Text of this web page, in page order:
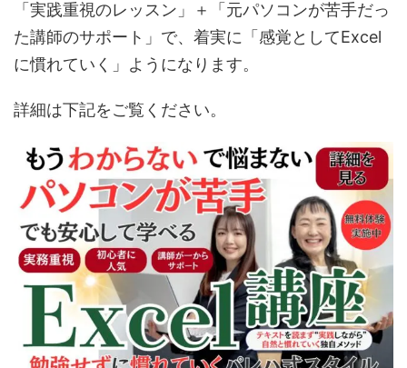
「実践重視のレッスン」＋「元パソコンが苦手だっ
た講師のサポート」で、着実に「感覚としてExcel
に慣れていく」ようになります。
詳細は下記をご覧ください。